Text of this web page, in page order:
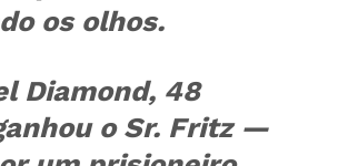
os olhos.
Diamond, 48
o Sr. Fritz —